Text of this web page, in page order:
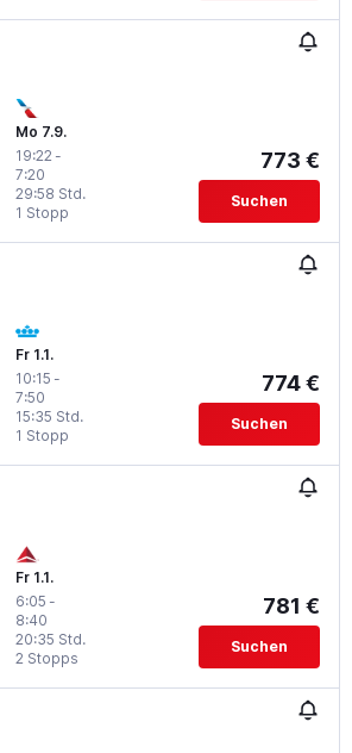
Mo 7.9.
19:22 -
7:20
1 Stopp
29:58 Std.
773 €
Suchen
Fr 1.1.
10:15 -
7:50
1 Stopp
15:35 Std.
774 €
Suchen
Fr 1.1.
6:05 -
8:40
2 Stopps
20:35 Std.
781 €
Suchen